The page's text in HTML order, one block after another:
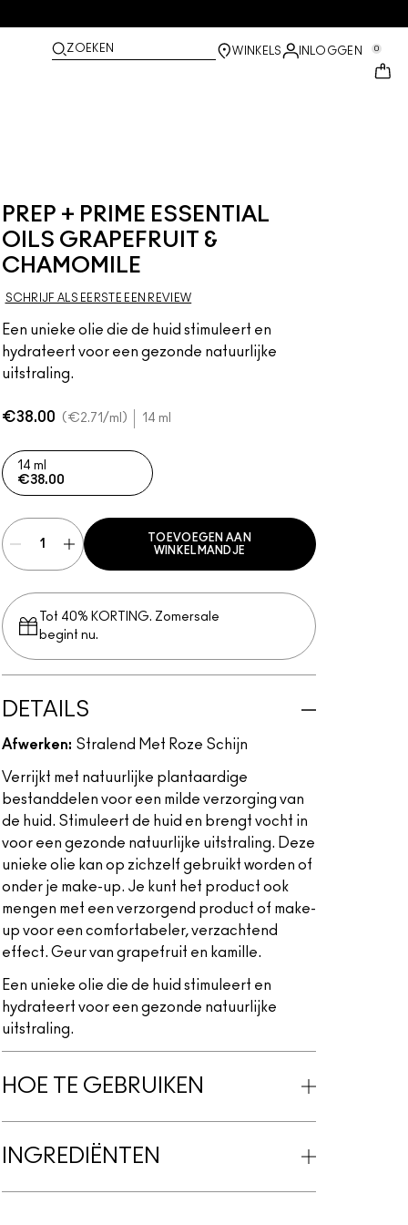
ZOEKEN WINKELS INLOGGEN 0
PREP + PRIME ESSENTIAL
OILS GRAPEFRUIT &
CHAMOMILE
SCHRIJF ALS EERSTE EEN REVIEW
Een unieke olie die de huid stimuleert en
hydrateert voor een gezonde natuurlijke
uitstraling.
€38.00 €2.71 /ml 14 ml
14 ml
€38.00
TOEVOEGEN AAN
WINKELMANDJE
Tot 40% KORTING. Zomersale
begint nu.
DETAILS
Afwerken: Stralend Met Roze Schijn
Verrijkt met natuurlijke plantaardige
bestanddelen voor een milde verzorging van
de huid. Stimuleert de huid en brengt vocht in
voor een gezonde natuurlijke uitstraling. Deze
unieke olie kan op zichzelf gebruikt worden of
onder je make-up. Je kunt het product ook
mengen met een verzorgend product of make-
up voor een comfortabeler, verzachtend
effect. Geur van grapefruit en kamille.
Een unieke olie die de huid stimuleert en
hydrateert voor een gezonde natuurlijke
uitstraling.
HOE TE GEBRUIKEN
INGREDIËNTEN